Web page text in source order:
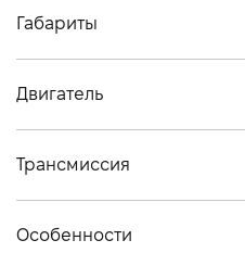
Габариты
Количество мест, шт
Двигатель
Объем двигателя (см.куб.)
Трансмиссия
Особенности